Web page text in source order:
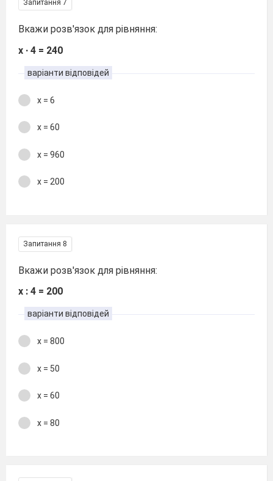
Запитання 7
Вкажи розв'язок для рівняння:
х ∙ 4 = 240
варіанти відповідей
х = 6
х = 60
х = 960
х = 200
Запитання 8
Вкажи розв'язок для рівняння:
х : 4 = 200
варіанти відповідей
х = 800
х = 50
х = 60
х = 80